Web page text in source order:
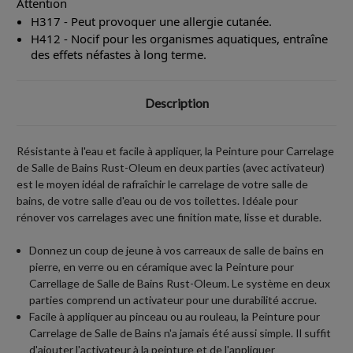
H317 - Peut provoquer une allergie cutanée.
H412 - Nocif pour les organismes aquatiques, entraîne
des effets néfastes à long terme.
Description
Résistante à l'eau et facile à appliquer, la Peinture pour Carrelage
de Salle de Bains Rust-Oleum en deux parties (avec activateur)
est le moyen idéal de rafraîchir le carrelage de votre salle de
bains, de votre salle d'eau ou de vos toilettes. Idéale pour
rénover vos carrelages avec une finition mate, lisse et durable.
Donnez un coup de jeune à vos carreaux de salle de bains en
pierre, en verre ou en céramique avec la Peinture pour
Carrellage de Salle de Bains Rust-Oleum. Le système en deux
parties comprend un activateur pour une durabilité accrue.
Facile à appliquer au pinceau ou au rouleau, la Peinture pour
Carrelage de Salle de Bains n'a jamais été aussi simple. Il suffit
d'ajouter l'activateur à la peinture et de l'appliquer